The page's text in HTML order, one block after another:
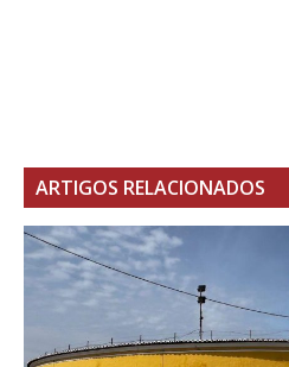
ARTIGOS RELACIONADOS